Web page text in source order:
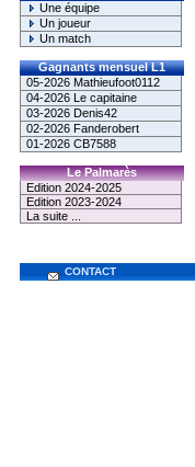
Une équipe
Un joueur
Un match
Gagnants mensuel L1
05-2026 Mathieufoot0112
04-2026 Le capitaine
03-2026 Denis42
02-2026 Fanderobert
01-2026 CB7588
Le Palmarès
Edition 2024-2025
Edition 2023-2024
La suite ...
CONTACT